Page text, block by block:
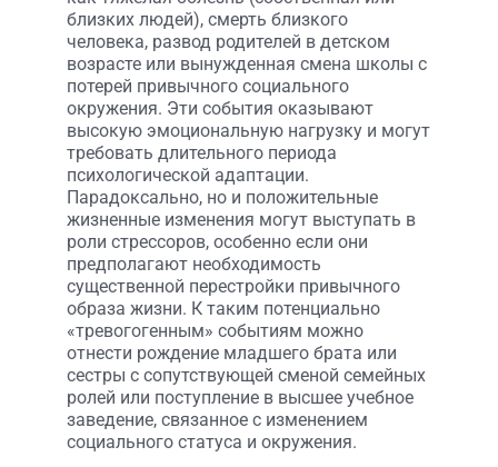
близких людей), смерть близкого
человека, развод родителей в детском
возрасте или вынужденная смена школы с
потерей привычного социального
окружения. Эти события оказывают
высокую эмоциональную нагрузку и могут
требовать длительного периода
психологической адаптации.
Парадоксально, но и положительные
жизненные изменения могут выступать в
роли стрессоров, особенно если они
предполагают необходимость
существенной перестройки привычного
образа жизни. К таким потенциально
«тревогогенным» событиям можно
отнести рождение младшего брата или
сестры с сопутствующей сменой семейных
ролей или поступление в высшее учебное
заведение, связанное с изменением
социального статуса и окружения.